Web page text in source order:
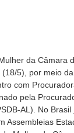
da Câmara
5), por meio
com
pela
AL). No
Assembleias